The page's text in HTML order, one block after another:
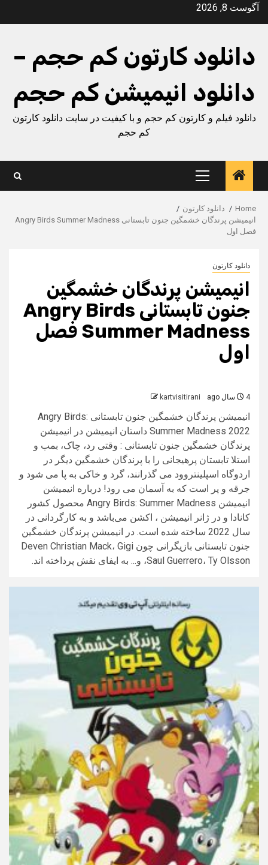
Skipآگوست 8, 2026
دانلود کارتون کم حجم –
دانلود انیمیشن کم حجم
دانلود فیلم و کارتون کم حجم و با کیفیت در سایت دانلود کارتون
کم حجم
Primary
Menu
Home
دانلود کارتون
انیمیشن پرندگان خشمگین جنون تابستانی Angry Birds Summer Madness
فصل اول
دانلود کارتون
انیمیشن پرندگان خشمگین
جنون تابستانی Angry Birds
Summer Madness فصل
اول
4 سال ago kartvisitirani
انیمیشن پرندگان خشمگین جنون تابستانی Angry Birds:
Summer Madness 2022 داستان انیمیشن در انیمیشن
پرندگان خشمگین جنون تابستانی : وقتی رد، چاک، بمب و
استلا تابستان پرهیجانی را با پرندگان خشمگین دیگر در
اردوگاه اسپلینتروود می گذرانند، گرد و خاکی به پا می شود و
جرقه و پر است که به آسمان می رود! درباره انیمیشن
انیمیشن Angry Birds: Summer Madness محصول کشور
کانادا و در ژانر انیمیشن ، اکشن می‌باشد و به کارگردانی در
سال 2022 ساخته شده است. در انیمیشن پرندگان خشمگین
جنون تابستانی بازیگرانی چون Deven Christian Mack، Gigi
Saul Guerrero، Ty Olsson، و... به ایفای نقش پرداخته اند.